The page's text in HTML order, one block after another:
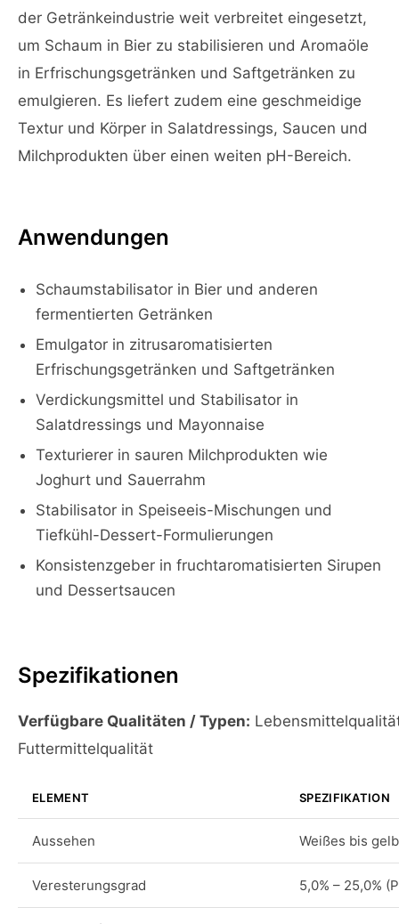
der Getränkeindustrie weit verbreitet eingesetzt,
um Schaum in Bier zu stabilisieren und Aromaöle
in Erfrischungsgetränken und Saftgetränken zu
emulgieren. Es liefert zudem eine geschmeidige
Textur und Körper in Salatdressings, Saucen und
Milchprodukten über einen weiten pH-Bereich.
Anwendungen
Schaumstabilisator in Bier und anderen
fermentierten Getränken
Emulgator in zitrusaromatisierten
Erfrischungsgetränken und Saftgetränken
Verdickungsmittel und Stabilisator in
Salatdressings und Mayonnaise
Texturierer in sauren Milchprodukten wie
Joghurt und Sauerrahm
Stabilisator in Speiseeis-Mischungen und
Tiefkühl-Dessert-Formulierungen
Konsistenzgeber in fruchtaromatisierten Sirupen
und Dessertsaucen
Spezifikationen
Verfügbare Qualitäten / Typen:
Futtermittelqualität
ELEMENT SPEZIFIKATION
Aussehen Weißes bis
Veresterungsgrad 5,0% – 25,0%